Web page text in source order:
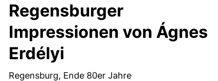
Regensburger
Impressionen von Ágnes
Erdélyi
Regensburg, Ende 80er Jahre